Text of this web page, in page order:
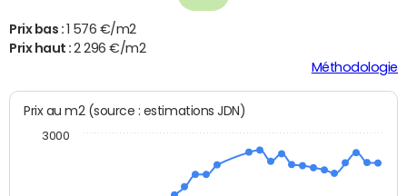
Prix bas : 1 576 €/m2
Prix haut :2 296 €/m2
Méthodologie
Prix au m2 (source : estimations JDN)
3000